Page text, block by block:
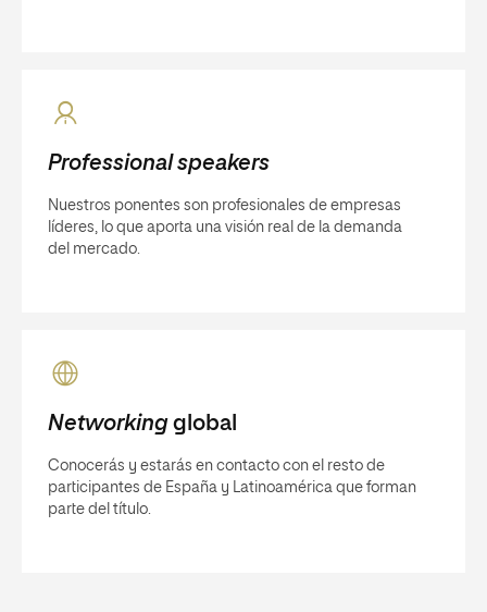
Professional speakers
Nuestros ponentes son profesionales de empresas
líderes, lo que aporta una visión real de la demanda
del mercado.
Networkingglobal
Conocerás y estarás en contacto con el resto de
participantes de España y Latinoamérica que forman
parte del título.